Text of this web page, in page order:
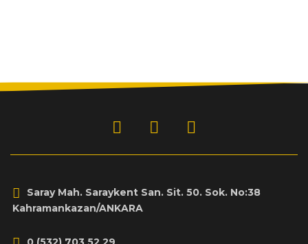
Saray Mah. Saraykent San. Sit. 50. Sok. No:38
Kahramankazan/ANKARA